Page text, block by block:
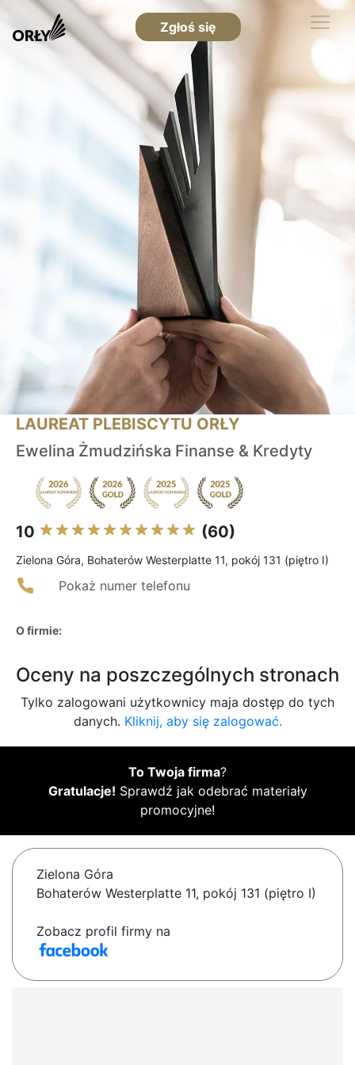
Zgłoś się
LAUREAT PLEBISCYTU ORŁY
Ewelina Żmudzińska Finanse & Kredyty
10 (60)
Zielona Góra, Bohaterów Westerplatte 11, pokój 131 (piętro I)
Pokaż numer telefonu
O firmie:
Oceny na poszczególnych stronach
Tylko zalogowani użytkownicy maja dostęp do tych
danych. Kliknij, aby się zalogować.
To Twoja firma?
Gratulacje! Sprawdź jak odebrać materiały
promocyjne!
Zielona Góra
Bohaterów Westerplatte 11, pokój 131 (piętro I)
Zobacz profil firmy na